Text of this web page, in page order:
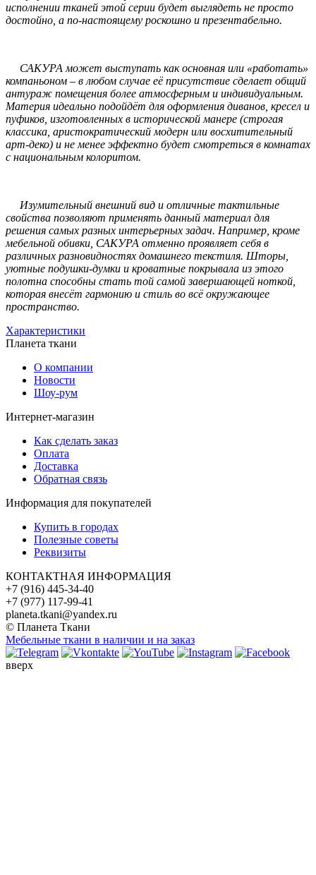
исполнении тканей этой серии будет выглядеть не просто
достойно, а по-настоящему роскошно и презентабельно.
САКУРА может выступать как основная или «работать»
компаньоном – в любом случае её присутствие сделает общий
антураж помещения более атмосферным и индивидуальным.
Материя идеально подойдёт для оформления диванов, кресел и
пуфиков, изготовленных в исторической манере (строгая
классика, аристократический модерн или восхитительный
арт-деко) и не менее эффектно будет смотреться в комнатах
с национальным колоритом.
Изумительный внешний вид и отличные тактильные
свойства позволяют применять данный материал для
решения самых разных интерьерных задач. Например, кроме
мебельной обивки, САКУРА отменно проявляет себя в
различных разновидностях домашнего текстиля. Шторы,
уютные подушки-думки и кроватные покрывала из этого
полотна способны стать той самой завершающей ноткой,
которая внесёт гармонию и стиль во всё окружающее
пространство.
Характеристики
Планета ткани
О компании
Новости
Шоу-рум
Интернет-магазин
Как сделать заказ
Оплата
Доставка
Обратная связь
Информация для покупателей
Купить в городах
Полезные советы
Реквизиты
КОНТАКТНАЯ ИНФОРМАЦИЯ
+7 (916) 445-34-40
+7 (977) 117-99-41
planeta.tkani@yandex.ru
© Планета Ткани
Мебельные ткани в наличии и на заказ
вверх